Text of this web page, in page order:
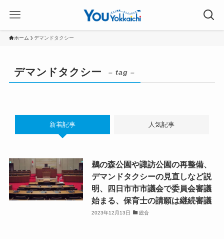
ホーム デマンドタクシー
デマンドタクシー – tag –
新着記事 人気記事
鵜の森公園や諏訪公園の再整備、
デマンドタクシーの見直しなど説
明、四日市市市議会で委員会審議
始まる、保育士の請願は継続審議
2023年12月13日 総合